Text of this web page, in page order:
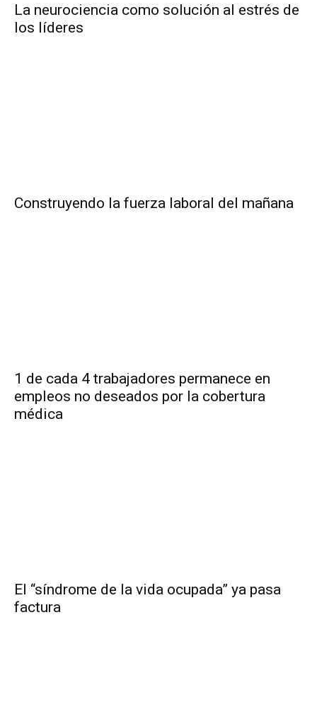
La neurociencia como solución al estrés de
los líderes
Construyendo la fuerza laboral del mañana
1 de cada 4 trabajadores permanece en
empleos no deseados por la cobertura
médica
El “síndrome de la vida ocupada” ya pasa
factura